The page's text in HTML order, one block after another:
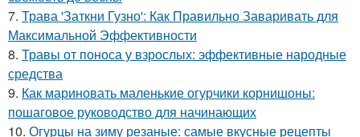
7. Трава 'Заткни Гузно': Как Правильно Заваривать для
Максимальной Эффективности
8. Травы от поноса у взрослых: эффективные народные
средства
9. Как мариновать маленькие огурчики корнишоны:
пошаговое руководство для начинающих
10. Огурцы на зиму резаные: самые вкусные рецепты